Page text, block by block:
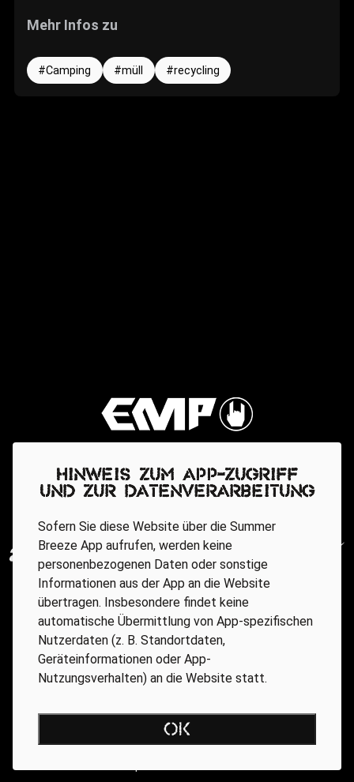
Mehr Infos zu
Camping müll recycling
Hinweis zum App-Zugriff
und zur Datenverarbeitung
Sofern Sie diese Website über die Summer
Breeze App aufrufen, werden keine
personenbezogenen Daten oder sonstige
Informationen aus der App an die Website
übertragen. Insbesondere findet keine
automatische Übermittlung von App-spezifischen
Nutzerdaten (z. B. Standortdaten,
Geräteinformationen oder App-
Nutzungsverhalten) an die Website statt.
OK